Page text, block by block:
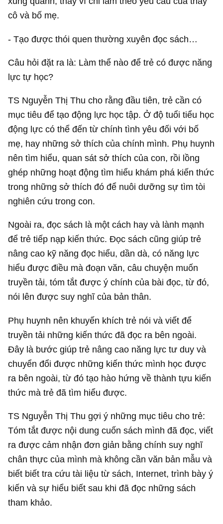
cô và bố mẹ.
- Tạo được thói quen thường xuyên đọc sách…
Câu hỏi đặt ra là: Làm thể nào để trẻ có được năng
lực tự học?
TS Nguyễn Thị Thu cho rằng đầu tiên, trẻ cần có
mục tiêu để tạo động lực học tập. Ở độ tuổi tiểu học
động lực có thể đến từ chính tình yêu đối với bố
mẹ, hay những sở thích của chính mình. Phụ huynh
nên tìm hiểu, quan sát sở thích của con, rồi lồng
ghép những hoạt động tìm hiểu khám phá kiến thức
trong những sở thích đó để nuôi dưỡng sự tìm tòi
nghiên cứu trong con.
Ngoài ra, đọc sách là một cách hay và lành mạnh
để trẻ tiếp nạp kiến thức. Đọc sách cũng giúp trẻ
nâng cao kỹ năng đọc hiểu, dần dà, có năng lực
hiểu được điều mà đoạn văn, câu chuyện muốn
truyền tải, tóm tắt được ý chính của bài đọc, từ đó,
nói lên được suy nghĩ của bản thân.
Phụ huynh nên khuyến khích trẻ nói và viết để
truyền tải những kiến thức đã đọc ra bên ngoài.
Đây là bước giúp trẻ nâng cao năng lực tư duy và
chuyển đổi được những kiến thức mình học được
ra bên ngoài, từ đó tạo hào hứng về thành tựu kiến
thức mà trẻ đã tìm hiểu được.
TS Nguyễn Thị Thu gợi ý những mục tiêu cho trẻ:
Tóm tắt được nội dung cuốn sách mình đã đọc, viết
ra được cảm nhận đơn giản bằng chính suy nghĩ
chân thực của mình mà không cần văn bản mẫu và
biết biết tra cứu tài liệu từ sách, Internet, trình bày ý
kiến và sự hiểu biết sau khi đã đọc những sách
tham khảo.